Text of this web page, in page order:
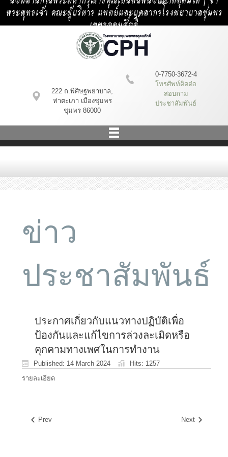
พระพุทธเจ้า คณะผู้บริหาร แพทย์และบุคลากรโรงพยาบาลชุมพร
เขตรอุดมศักดิ์
222 ถ.พิศิษฐพยาบาล,
ท่าตะเภา เมืองชุมพร
ชุมพร 86000
0-7750-3672-4
โทรศัพท์ติดต่อ
สอบถาม
ประชาสัมพันธ์
ข่าว
ประชาสัมพันธ์
ประกาศเกี่ยวกับแนวทางปฏิบัติเพื่อ
ป้องกันและแก้ไขการล่วงละเมิดหรือ
คุกคามทางเพศในการทำงาน
Published: 14 March 2024
Hits: 1257
รายละเอียด
Prev Next